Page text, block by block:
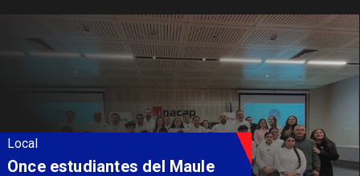
Local
Álvarez-Salamanca lidera la